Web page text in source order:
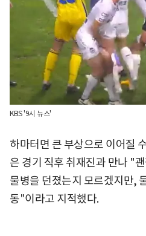
KBS '9시 뉴스'
하마터면 큰 부상으로 이어질
은 경기 직후 취재진과 만나 "
물병을 던졌는지 모르겠지만,
동"이라고 지적했다.